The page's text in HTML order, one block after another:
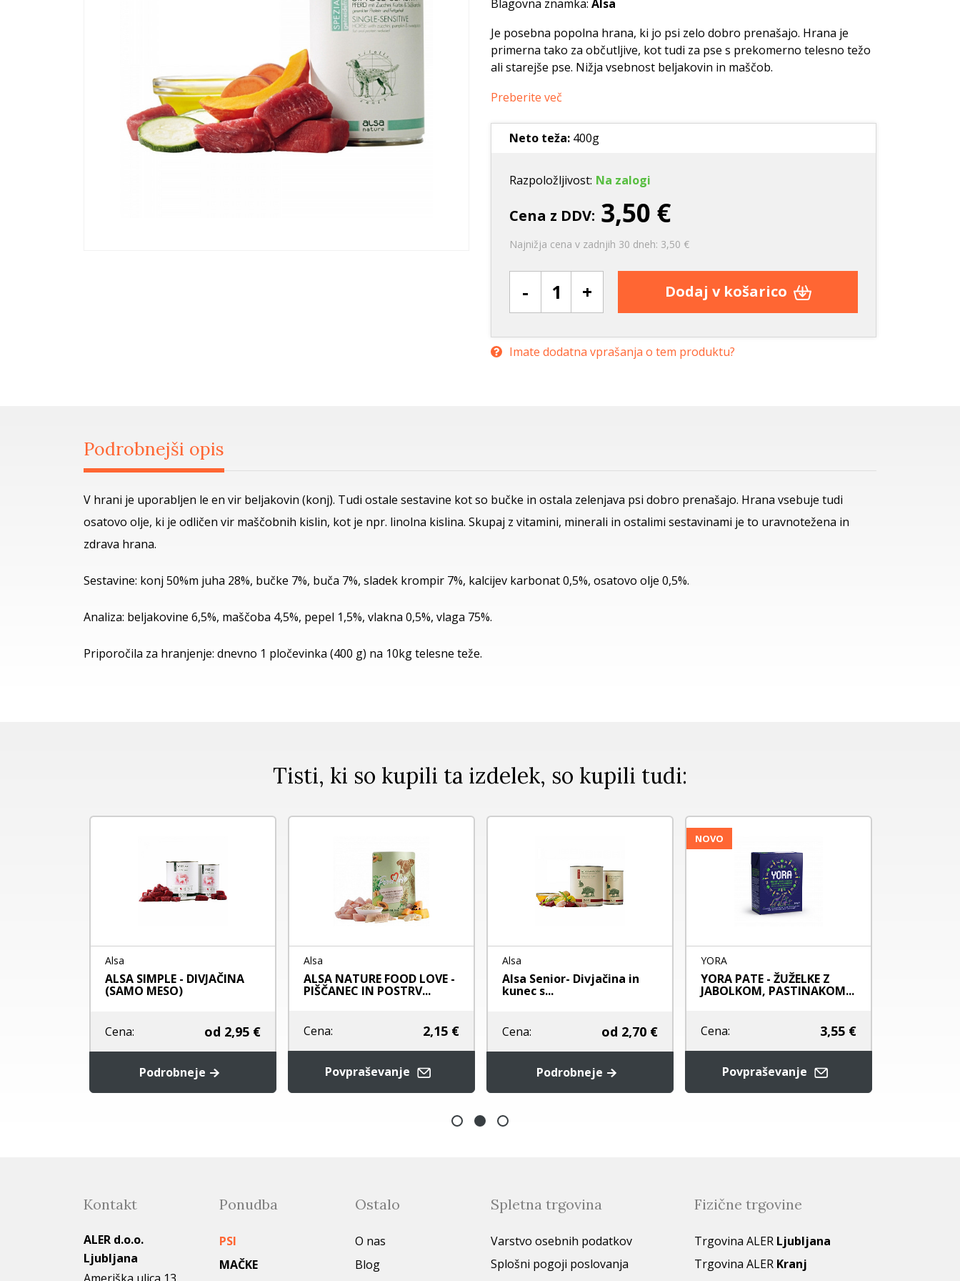
Ležišča
Oprtnice
Trening in učenje
Potovanje in počitnice
Oprema za mladiče
Oblačila
Frizbi in metanje
Igrače za vleko
Interaktivne igrače
Kozmetika
Vrečke za pobiranje
iztrebkov
Posode
Praskalna drevesa
Stranišča in posipi
Blagovna znamka: Alsa
Je posebna popolna hrana, ki jo psi zelo dobro prenašajo. Hrana je
primerna tako za občutljive, kot tudi za pse s prekomerno telesno težo
ali starejše pse. Nižja vsebnost beljakovin in maščob.
Preberite več
Neto teža: 400g
Razpoložljivost: Na zalogi
Cena z DDV: 3,50 €
Najnižja cena v zadnjih 30 dneh: 3,50 €
- + Dodaj v košarico
Imate dodatna vprašanja o tem produktu?
Podrobnejši opis
V hrani je uporabljen le en vir beljakovin (konj). Tudi ostale sestavine kot so bučke in ostala zelenjava psi dobro prenašajo. Hrana vsebuje tudi
osatovo olje, ki je odličen vir maščobnih kislin, kot je npr. linolna kislina. Skupaj z vitamini, minerali in ostalimi sestavinami je to uravnotežena in
zdrava hrana.
Sestavine: konj 50%m juha 28%, bučke 7%, buča 7%, sladek krompir 7%, kalcijev karbonat 0,5%, osatovo olje 0,5%.
Analiza: beljakovine 6,5%, maščoba 4,5%, pepel 1,5%, vlakna 0,5%, vlaga 75%.
Priporočila za hranjenje: dnevno 1 pločevinka (400 g) na 10kg telesne teže.
Tisti, ki so kupili ta izdelek, so kupili tudi:
Alsa
ALSA SIMPLE - DIVJAČINA
(SAMO MESO)
Cena: od 2,95 €
Podrobneje
Alsa
ALSA NATURE FOOD LOVE -
PIŠČANEC IN POSTRV...
Cena: 2,15 €
Povpraševanje
Alsa
Alsa Senior- Divjačina in
kunec s...
Cena: od 2,70 €
Podrobneje
NOVO
YORA
YORA PATE - ŽUŽELKE Z
JABOLKOM, PASTINAKOM...
Cena: 3,55 €
Povpraševanje
Kontakt
ALER d.o.o.
Ljubljana
Ponudba
PSI
MAČKE
Ostalo
O nas
Blog
Spletna trgovina
Varstvo osebnih podatkov
Splošni pogoji poslovanja
Fizične trgovine
Trgovina ALER Ljubljana
Trgovina ALER Kranj